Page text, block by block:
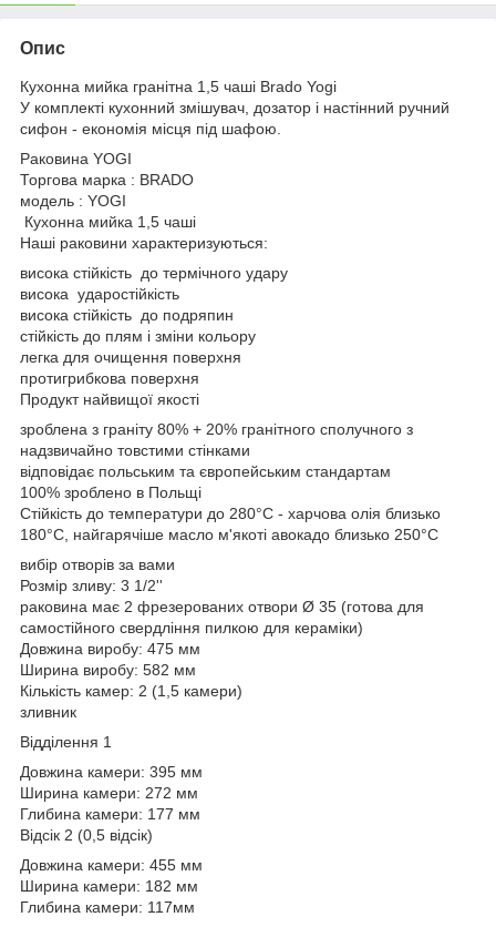
Опис
Кухонна мийка гранітна 1,5 чаші Brado Yogi
У комплекті кухонний змішувач, дозатор і настінний ручний
сифон - економія місця під шафою.
Раковина YOGI
Торгова марка : BRADO
модель : YOGI
Кухонна мийка 1,5 чаші
Наші раковини характеризуються:
висока стійкість до термічного удару
висока ударостійкість
висока стійкість до подряпин
стійкість до плям і зміни кольору
легка для очищення поверхня
протигрибкова поверхня
Продукт найвищої якості
зроблена з граніту 80% + 20% гранітного сполучного з
надзвичайно товстими стінками
відповідає польським та європейським стандартам
100% зроблено в Польщі
Стійкість до температури до 280°C - харчова олія близько
180°C, найгарячіше масло м'якоті авокадо близько 250°C
вибір отворів за вами
Розмір зливу: 3 1/2''
раковина має 2 фрезерованих отвори Ø 35 (готова для
самостійного свердління пилкою для кераміки)
Довжина виробу: 475 мм
Ширина виробу: 582 мм
Кількість камер: 2 (1,5 камери)
зливник
Відділення 1
Довжина камери: 395 мм
Ширина камери: 272 мм
Глибина камери: 177 мм
Відсік 2 (0,5 відсік)
Довжина камери: 455 мм
Ширина камери: 182 мм
Глибина камери: 117мм